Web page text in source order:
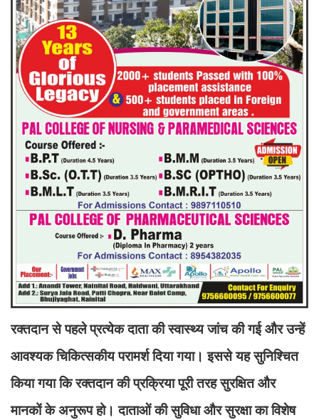
रक्तदान से पहले प्रत्येक दाता की स्वास्थ्य जांच की गई और उन्हें
आवश्यक चिकित्सकीय परामर्श दिया गया। इससे यह सुनिश्चित
किया गया कि रक्तदान की प्रक्रिया पूरी तरह सुरक्षित और
मानकों के अनुरूप हो। दाताओं की सुविधा और सुरक्षा का विशेष